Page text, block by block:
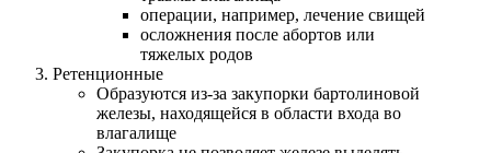
операции, например, лечение свищей
осложнения после абортов или
тяжелых родов
Ретенционные
Образуются из-за закупорки бартолиновой
железы, находящейся в области входа во
влагалище